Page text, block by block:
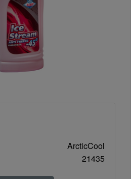
ArcticCool
21435